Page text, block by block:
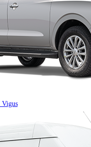
Vigus